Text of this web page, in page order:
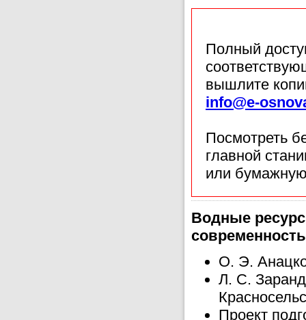
Полный
вышлите
info@e-
Посмотреть
главной
или
Водные
О. Э.
Л. С.
Проект